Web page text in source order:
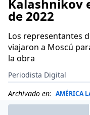
Kalashnikov
de 2022
Los representantes
viajaron a Moscú
la obra
Periodista Digital
Archivado en: AMÉRICA